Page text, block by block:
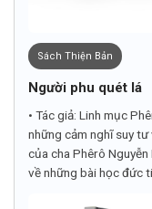
Sách Thiện Bản
Người phu quét lá
• Tác giả: Linh mục
những cảm nghĩ suy
của cha Phêrô
về những bài học đức